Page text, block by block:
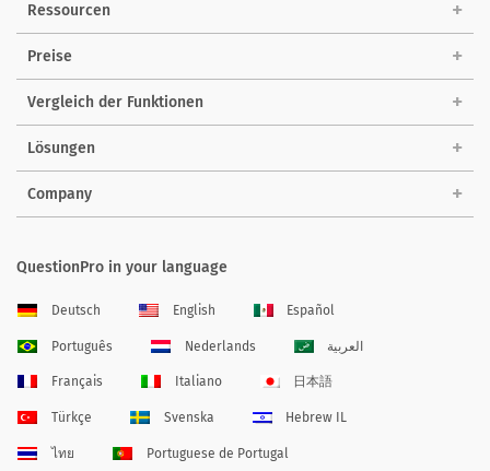
Ressourcen
Preise
Vergleich der Funktionen
Lösungen
Company
QuestionPro in your language
Deutsch English Español
Português Nederlands العربية
Français Italiano 日本語
Türkçe Svenska Hebrew IL
ไทย Portuguese de Portugal